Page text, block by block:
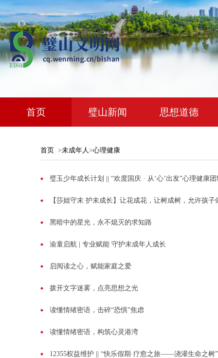
首页 璧山新闻 思想道德
首页 >未成年人>心理健康
璧玉少年成长计划 || “欢度国庆 · 从‘心’出发”心理健康
【莎姐守未 护未成长】让花成花，让树成树，允许孩子
黑暗中的星光，永不熄灭的求知路
渝童启航 | 专业赋能 守护未成年人成长
启阅读之心，赋能家庭之爱
拨开文字迷雾，点亮思想之光
读懂情绪密语，击碎“恐惧”焦虑
读懂情绪密语，构筑心灵港湾
12355权益维护 || “快乐假期·疗愈之旅——浇灌生命之树